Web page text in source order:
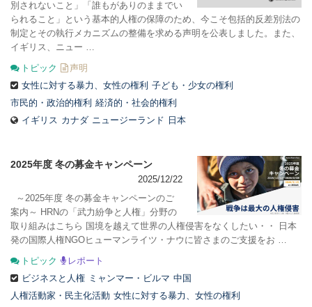
別されないこと」「誰もがありのままでい
られること」という基本的人権の保障のため、今こそ包括的反差別法の
制定とその執行メカニズムの整備を求める声明を公表しました。また、
イギリス、ニュー …
トピック
声明
女性に対する暴力、女性の権利 子ども・少女の権利
市民的・政治的権利 経済的・社会的権利
イギリス カナダ ニュージーランド 日本
2025年度 冬の募金キャンペーン
2025/12/22
～2025年度 冬の募金キャンペーンのご
案内～ HRNの「武力紛争と人権」分野の
取り組みはこちら 国境を越えて世界の人権侵害をなくしたい・・ 日本
発の国際人権NGOヒューマンライツ・ナウに皆さまのご支援をお …
トピック
レポート
ビジネスと人権 ミャンマー・ビルマ 中国
人権活動家・民主化活動 女性に対する暴力、女性の権利